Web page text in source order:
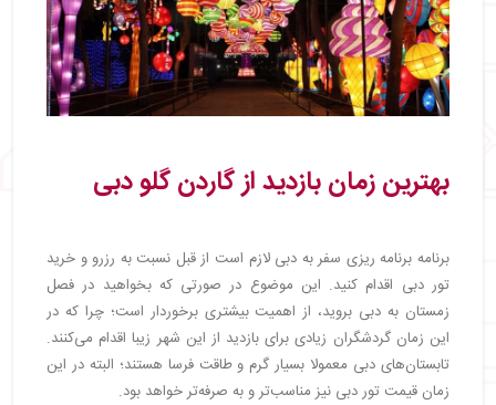
بهترین زمان بازدید از گاردن گلو دبی
برنامه برنامه ریزی سفر به دبی لازم است از قبل نسبت به رزرو و خرید
تور دبی اقدام کنید. این موضوع در صورتی که بخواهید در فصل
زمستان به دبی بروید، از اهمیت بیشتری برخوردار است؛ چرا که در
این زمان گردشگران زیادی برای بازدید از این شهر زیبا اقدام می‌کنند.
تابستان‌های دبی معمولا بسیار گرم و طاقت فرسا هستند؛ البته در این
زمان قیمت تور دبی نیز مناسب‌تر و به صرفه‌تر خواهد بود.